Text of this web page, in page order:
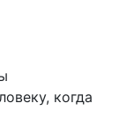
когда